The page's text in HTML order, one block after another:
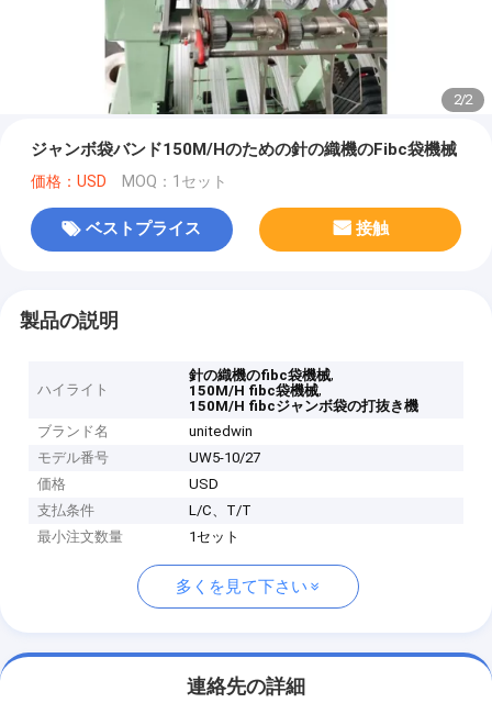
2/2
ジャンボ袋バンド150M/Hのための針の織機のFibc袋機械
価格：USD MOQ：1セット
ベストプライス 接触
製品の説明
ハイライト
針の織機のfibc袋機械,
150M/H fibc袋機械,
150M/H fibcジャンボ袋の打抜き機
ブランド名
unitedwin
モデル番号
UW5-10/27
価格
USD
支払条件
L/C、T/T
最小注文数量
1セット
多くを見て下さい
連絡先の詳細